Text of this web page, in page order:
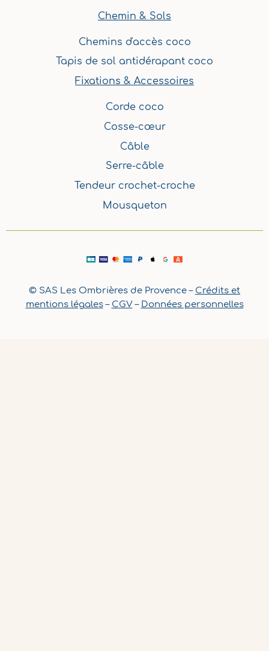
Chemin & Sols
Chemins d'accès coco
Tapis de sol antidérapant coco
Fixations & Accessoires
Corde coco
Cosse-cœur
Câble
Serre-câble
Tendeur crochet-croche
Mousqueton
© SAS Les Ombrières de Provence – Crédits et
mentions légales– CGV– Données personnelles